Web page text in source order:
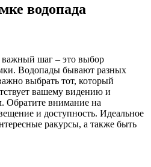
водопада
шаг – это выбор
Водопады бывают разных
выбрать тот, который
вашему видению и
Обратите внимание на
и доступность. Идеальное
ракурсы, а также быть